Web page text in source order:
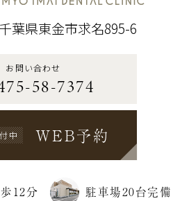
葉県東金市求名895-6
お問い合わせ
58-7374
中 WEB予約
12分 駐車場20台完備